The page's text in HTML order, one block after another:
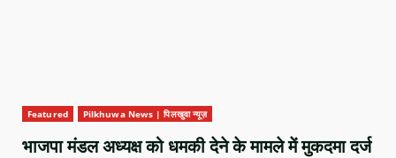
Featured Pilkhuwa News | पिलखुवा न्यूज़
भाजपा मंडल अध्यक्ष को धमकी देने के मामले में मुकदमा दर्ज